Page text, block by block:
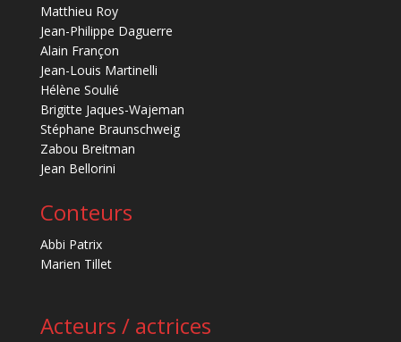
Matthieu Roy
Jean-Philippe Daguerre
Alain Françon
Jean-Louis Martinelli
Hélène Soulié
Brigitte Jaques-Wajeman
Stéphane Braunschweig
Zabou Breitman
Jean Bellorini
Conteurs
Abbi Patrix
Marien Tillet
Acteurs / actrices